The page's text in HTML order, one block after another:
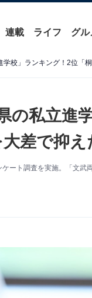
連載 ライフ グル
の私立進
差で抑え
ート調査を実施。「文武